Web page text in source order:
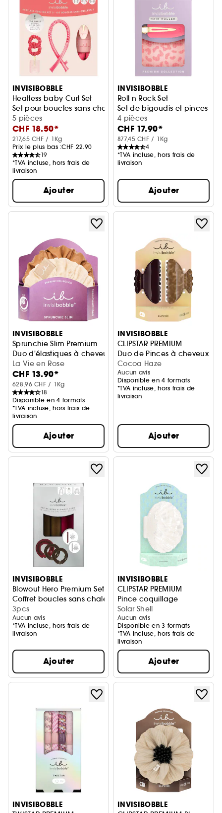
INVISIBOBBLE
Heatless baby Curl Set
Set pour boucles sans chaleur
5 pièces
CHF 18.50*
217,65 CHF / 1Kg
Prix le plus bas :CHF 22.90
19
*TVA incluse, hors frais de
livraison
Ajouter
INVISIBOBBLE
Roll n Rock Set
Set de bigoudis et pinces
4 pièces
CHF 17.90*
877,45 CHF / 1Kg
4
*TVA incluse, hors frais de
livraison
Ajouter
INVISIBOBBLE
Sprunchie Slim Premium
Duo d'élastiques à cheveux
La Vie en Rose
CHF 13.90*
628,96 CHF / 1Kg
18
Disponible en 4 formats
*TVA incluse, hors frais de
livraison
Ajouter
INVISIBOBBLE
CLIPSTAR PREMIUM
Duo de Pinces à cheveux
Cocoa Haze
Aucun avis
Disponible en 4 formats
*TVA incluse, hors frais de
livraison
Ajouter
INVISIBOBBLE
Blowout Hero Premium Set
Coffret boucles sans chaleur
3pcs
Aucun avis
*TVA incluse, hors frais de
livraison
Ajouter
INVISIBOBBLE
CLIPSTAR PREMIUM
Pince coquillage
Solar Shell
Aucun avis
Disponible en 3 formats
*TVA incluse, hors frais de
livraison
Ajouter
INVISIBOBBLE INVISIBOBBLE